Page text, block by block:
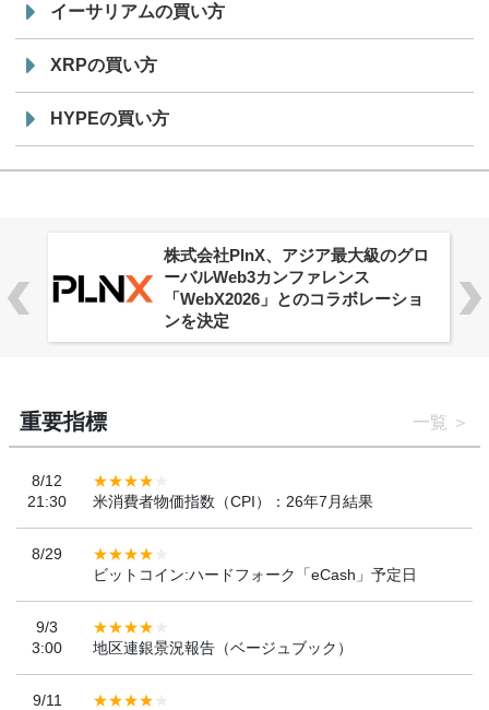
イーサリアムの買い方
XRPの買い方
HYPEの買い方
株式会社PlnX、アジア最大級のグロ
ーバルWeb3カンファレンス
「WebX2026」とのコラボレーショ
ンを決定
重要指標 一覧
8/12
21:30
米消費者物価指数（CPI）：26年7月結果
8/29
ビットコイン:ハードフォーク「eCash」予定日
9/3
3:00
地区連銀景況報告（ベージュブック）
9/11